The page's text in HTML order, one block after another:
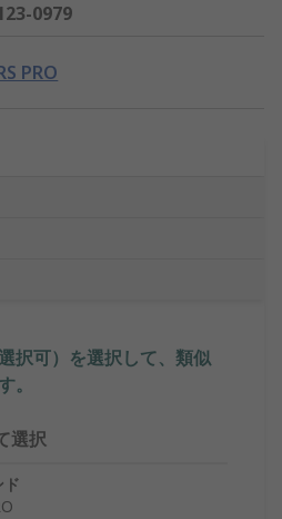
0979
PRO
択可）を選択して、類似
。
選択
ド